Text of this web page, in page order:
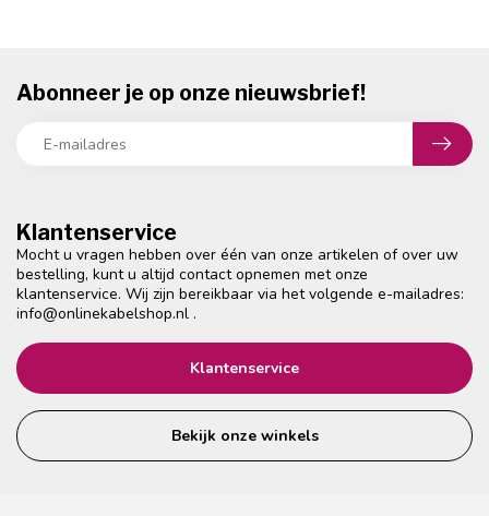
Klantenservice
Mocht u vragen hebben over één van onze artikelen of over uw
bestelling, kunt u altijd contact opnemen met onze
klantenservice. Wij zijn bereikbaar via het volgende e-mailadres:
info@onlinekabelshop.nl .
Klantenservice
Bekijk onze winkels
Abonneer je op onze nieuwsbrief!